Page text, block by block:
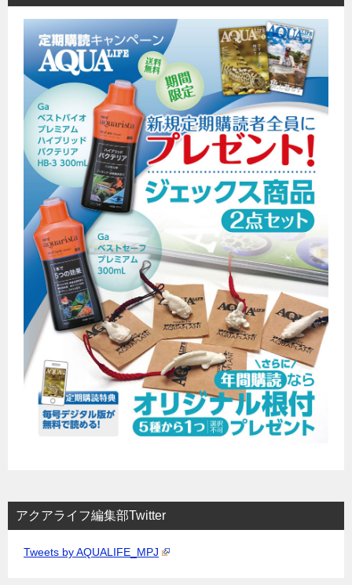
アクアライフ編集部Twitter
Tweets by AQUALIFE_MPJ